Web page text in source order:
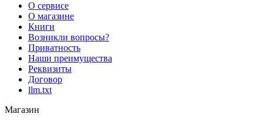
О сервисе
О магазине
Книги
Возникли вопросы?
Приватность
Наши преимущества
Реквизиты
Договор
llm.txt
Магазин